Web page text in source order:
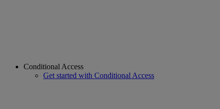
Conditional Access
Get started with Conditional Access